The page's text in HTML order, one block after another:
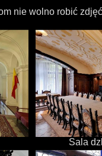
nie wolno robić
Sala